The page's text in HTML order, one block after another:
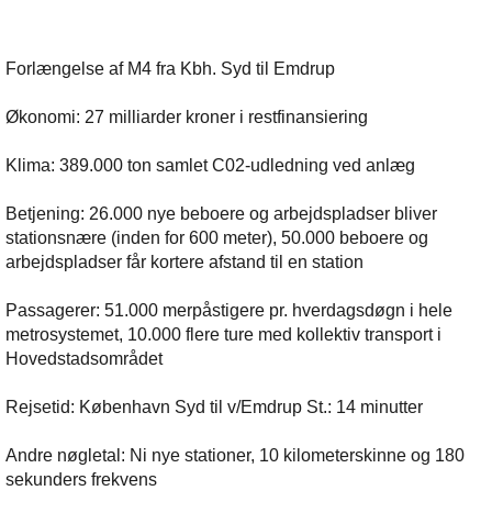
Forlængelse af M4 fra Kbh. Syd til Emdrup
Økonomi: 27 milliarder kroner i restfinansiering
Klima: 389.000 ton samlet C02-udledning ved anlæg
Betjening: 26.000 nye beboere og arbejdspladser bliver
stationsnære (inden for 600 meter), 50.000 beboere og
arbejdspladser får kortere afstand til en station
Passagerer: 51.000 merpåstigere pr. hverdagsdøgn i hele
metrosystemet, 10.000 flere ture med kollektiv transport i
Hovedstadsområdet
Rejsetid: København Syd til v/Emdrup St.: 14 minutter
Andre nøgletal: Ni nye stationer, 10 kilometerskinne og 180
sekunders frekvens